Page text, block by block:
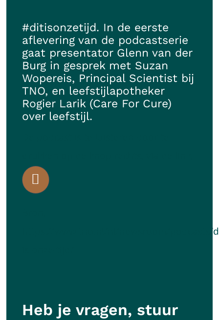
#ditisonzetijd. In de eerste
aflevering van de podcastserie
gaat presentator Glenn van der
Burg in gesprek met Suzan
Wopereis, Principal Scientist bij
TNO, en leefstijlapotheker
Rogier Larik (Care For Cure)
over leefstijl.
https://www.tno.nl/nl/newsroom/podcasts/
Heb je vragen, stuur